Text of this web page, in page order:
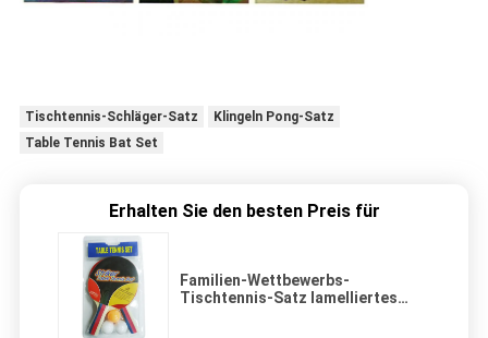
Tischtennis-Schläger-Satz
Klingeln Pong-Satz
Table Tennis Bat Set
Erhalten Sie den besten Preis für
Familien-Wettbewerbs-
Tischtennis-Satz lamelliertes